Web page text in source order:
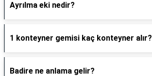
Ayrılma eki nedir?
1 konteyner gemisi kaç konteyner alır?
Badire ne anlama gelir?